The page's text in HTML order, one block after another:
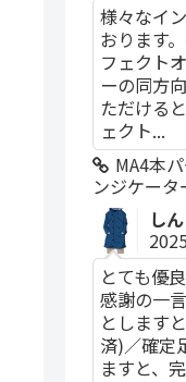
様々なイ
おります
フェクト
ーの同方
ただける
ェクト...
MA4本
ンジケータ
し
とても優
感謝の一
とします
済)／確定
ますと、